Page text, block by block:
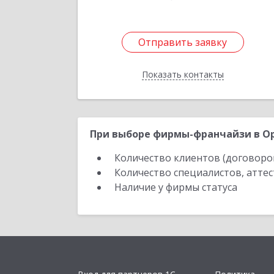
Отправить заявку
Показать контакты
Отправить заявку
Назад
При выборе фирмы-франчайзи в
Количество клиентов
Количество специалистов,
Наличие у фирмы статуса